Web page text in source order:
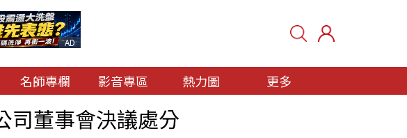
AD
名師專欄 影音專區 熱力圖 更多
司董事會決議處分